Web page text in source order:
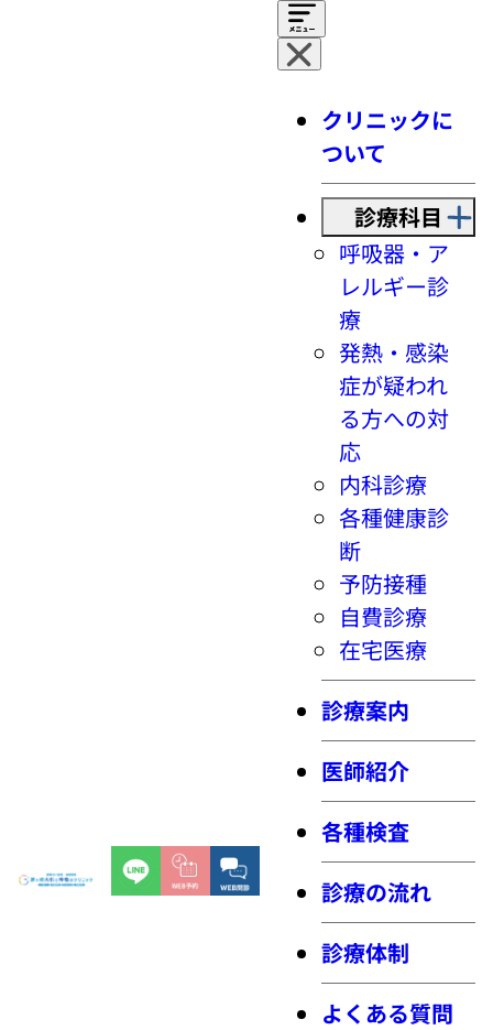
クリニックに
ついて
診療科目
呼吸器・ア
レルギー診
療
発熱・感染
症が疑われ
る方への対
応
内科診療
各種健康診
断
予防接種
自費診療
在宅医療
診療案内
医師紹介
各種検査
診療の流れ
診療体制
よくある質問